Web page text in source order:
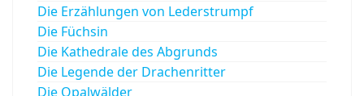
Die Erzählungen von Lederstrumpf
Die Füchsin
Die Kathedrale des Abgrunds
Die Legende der Drachenritter
Die Opalwälder